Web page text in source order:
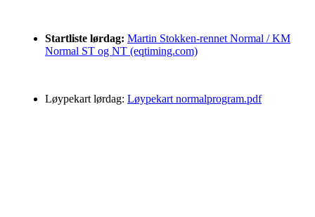
Startliste lørdag: Martin Stokken-rennet Normal / KM
Normal ST og NT (eqtiming.com)
Løypekart lørdag: Løypekart normalprogram.pdf